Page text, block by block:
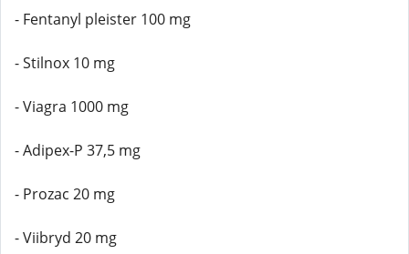
- Fentanyl pleister 100 mg
- Stilnox 10 mg
- Viagra 1000 mg
- Adipex-P 37,5 mg
- Prozac 20 mg
- Viibryd 20 mg